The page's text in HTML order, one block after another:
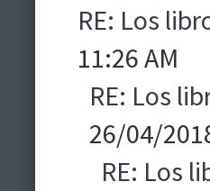
RE: Los
11:26 AM
RE: Los
26/04/
RE: Los